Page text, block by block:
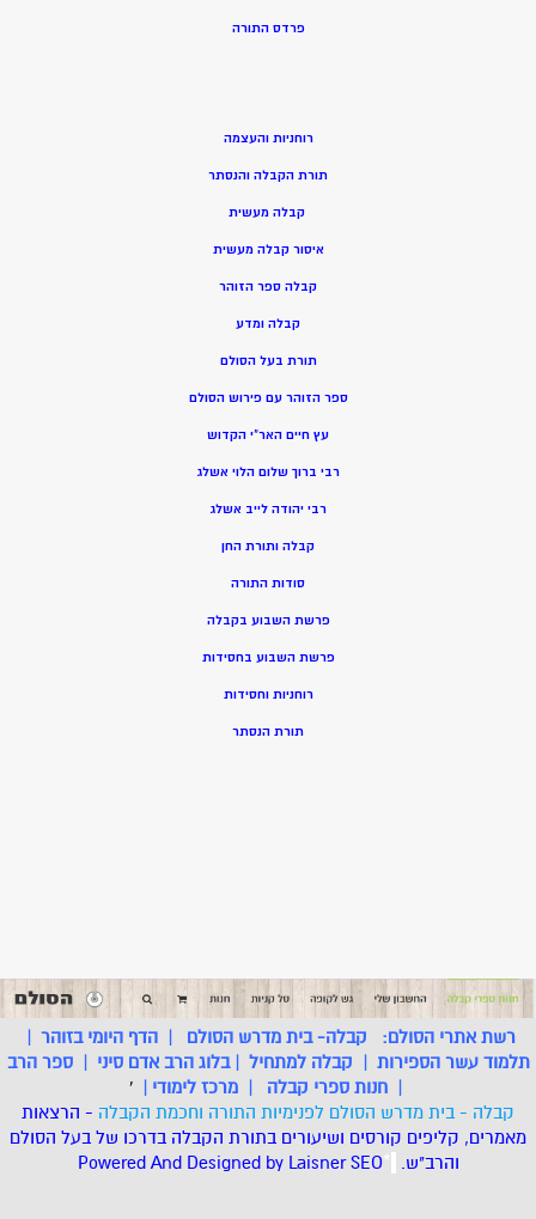
פרדס התורה
רוחניות והעצמה
תורת הקבלה והנסתר
קבלה מעשית
איסור קבלה מעשית
קבלה ספר הזוהר
קבלה ומדע
תורת בעל הסולם
ספר הזוהר עם פירוש הסולם
עץ חיים האר”י הקדוש
רבי ברוך שלום הלוי אשלג
רבי יהודה לייב אשלג
קבלה ותורת החן
סודות התורה
פרשת השבוע בקבלה
פרשת השבוע בחסידות
רוחניות וחסידות
תורת הנסתר
רשת אתרי הסולם: קבלה- בית מדרש הסולם |הדף היומי בזוהר |
תלמוד עשר הספירות | קבלה למתחיל |בלוג הרב אדם סיני |ספר הרב
| חנות ספרי קבלה | מרכז לימודי |
'
קבלה - בית מדרש הסולם לפנימיות התורה וחכמת הקבלה - הרצאות
מאמרים, קליפים קורסים ושיעורים בתורת הקבלה בדרכו של בעל הסולם
והרב"ש. *
Powered And Designed by LaisnerSEO